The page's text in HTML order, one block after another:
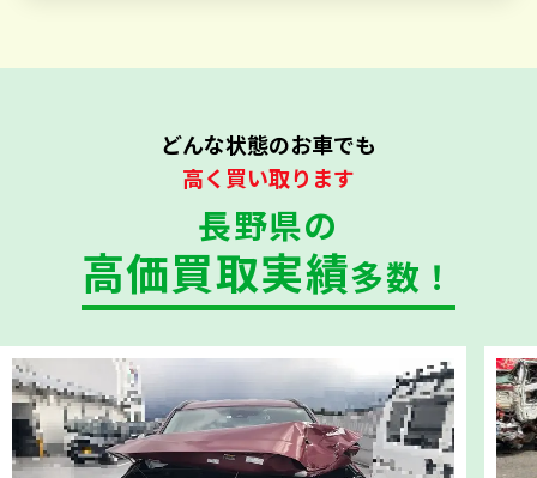
どんな状態のお車でも
高く買い取ります
長野県の
高価買取実績多数！